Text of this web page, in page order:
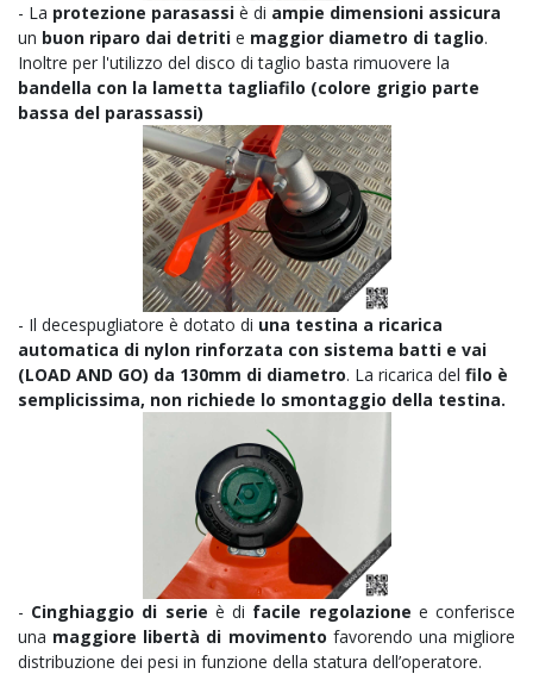
- La protezione parasassi è di ampie dimensioni assicura
un buon riparo dai detriti e maggior diametro di taglio.
Inoltre per l'utilizzo del disco di taglio basta rimuovere la
bandella con la lametta tagliafilo (colore grigio parte
bassa del parassassi)
- Il decespugliatore è dotato di una testina a ricarica
automatica di nylon rinforzata con sistema batti e vai
(LOAD AND GO) da 130mm di diametro. La ricarica del filo è
semplicissima, non richiede lo smontaggio della testina.
- Cinghiaggio di serie è di facile regolazione e conferisce
una maggiore libertà di movimento favorendo una migliore
distribuzione dei pesi in funzione della statura dell’operatore.